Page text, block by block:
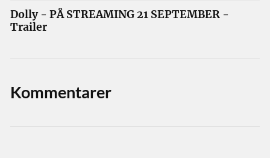
Dolly - PÅ STREAMING 21 SEPTEMBER -
Trailer
Kommentarer